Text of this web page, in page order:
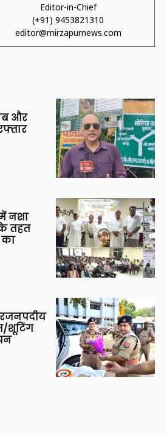
Editor-in-Chief
(+91) 9453821310
editor@mirzapurnews.com
और
नशा
तहत
शूटिंग